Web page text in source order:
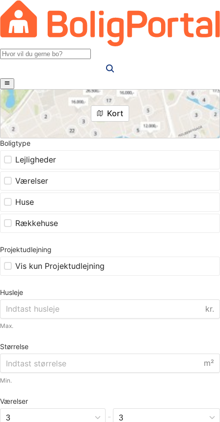
Kort
Boligtype
Lejligheder
Værelser
Huse
Rækkehuse
Projektudlejning
Vis kun Projektudlejning
Husleje
kr.
Max.
Størrelse
m²
Min.
Værelser
-